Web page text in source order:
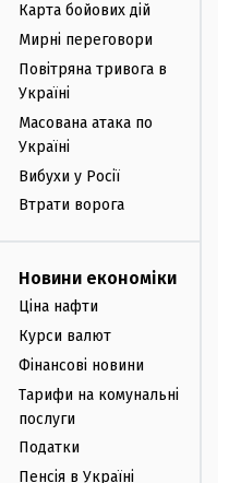
Карта бойових дій
Мирні переговори
Повітряна тривога в
Україні
Масована атака по
Україні
Вибухи у Росії
Втрати ворога
Новини економіки
Ціна нафти
Курси валют
Фінансові новини
Тарифи на комунальні
послуги
Податки
Пенсія в Україні